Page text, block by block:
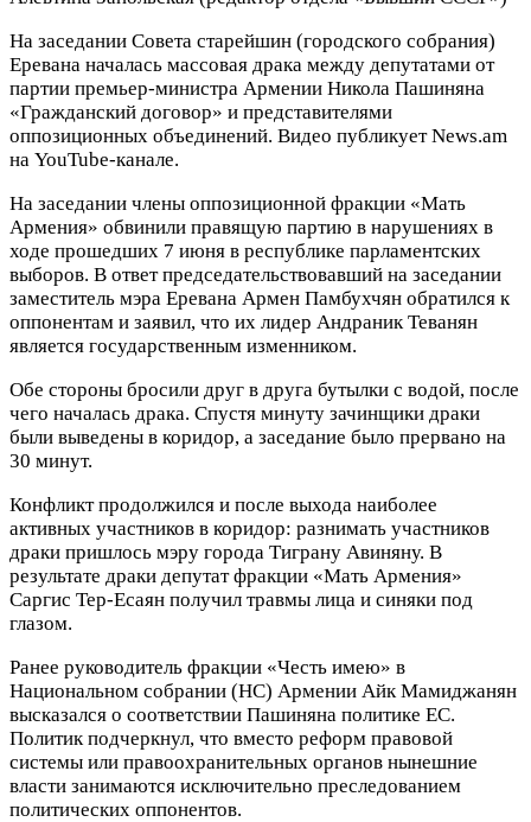
На заседании Совета старейшин (городского собрания)
Еревана началась массовая драка между депутатами от
партии премьер-министра Армении Никола Пашиняна
«Гражданский договор» и представителями
оппозиционных объединений. Видео публикует News.am
на YouTube-канале.
На заседании члены оппозиционной фракции «Мать
Армения» обвинили правящую партию в нарушениях в
ходе прошедших 7 июня в республике парламентских
выборов. В ответ председательствовавший на заседании
заместитель мэра Еревана Армен Памбухчян обратился к
оппонентам и заявил, что их лидер Андраник Теванян
является государственным изменником.
Обе стороны бросили друг в друга бутылки с водой, после
чего началась драка. Спустя минуту зачинщики драки
были выведены в коридор, а заседание было прервано на
30 минут.
Конфликт продолжился и после выхода наиболее
активных участников в коридор: разнимать участников
драки пришлось мэру города Тиграну Авиняну. В
результате драки депутат фракции «Мать Армения»
Саргис Тер-Есаян получил травмы лица и синяки под
глазом.
Ранее руководитель фракции «Честь имею» в
Национальном собрании (НС) Армении Айк Мамиджанян
высказался о соответствии Пашиняна политике ЕС.
Политик подчеркнул, что вместо реформ правовой
системы или правоохранительных органов нынешние
власти занимаются исключительно преследованием
политических оппонентов.